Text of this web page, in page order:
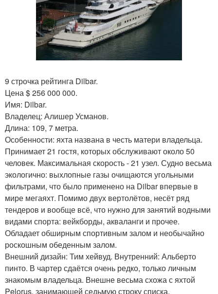
9 строчка рейтинга Dilbar.
Цена $ 256 000 000.
Имя: Dilbar.
Владелец: Алишер Усманов.
Длина: 109, 7 метра.
Особенности: яхта названа в честь матери владельца.
Принимает 21 гостя, которых обслуживают около 50
человек. Максимальная скорость - 21 узел. Судно весьма
экологично: выхлопные газы очищаются угольными
фильтрами, что было применено на Dilbar впервые в
мире мегаяхт. Помимо двух вертолётов, несёт ряд
тендеров и вообще всё, что нужно для занятий водными
видами спорта: вейкборды, акваланги и прочее.
Обладает обширным спортивным залом и необычайно
роскошным обеденным залом.
Внешний дизайн: Тим хейвуд. Внутренний: Альберто
пинто. В чартер сдаётся очень редко, только личным
знакомым владельца. Внешне весьма схожа с яхтой
Pelorus, занимающей седьмую строку списка.